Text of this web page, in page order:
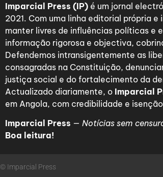
Imparcial Press (IP) é um jornal
2021. Com uma linha editorial própria
manter livres de influências políticas e
informação rigorosa e objectiva,
Defendemos intransigentemente as
consagradas na Constituição,
justiça social e do fortalecimento da
Actualizado diariamente, o Imparcial
em Angola, com credibilidade e
Imparcial Press — Notícias sem
Boa leitura!
© Imparcial Press